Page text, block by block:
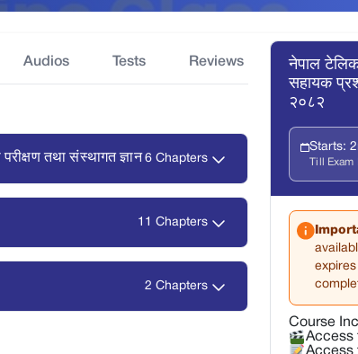
Audios Tests Reviews
तथा संस्थागत ज्ञान 6 Chapters
11 Chapters
2 Chapters
नेपाल
सहायक
२०८२
Starts:
Till Exam
Course
Access
Access